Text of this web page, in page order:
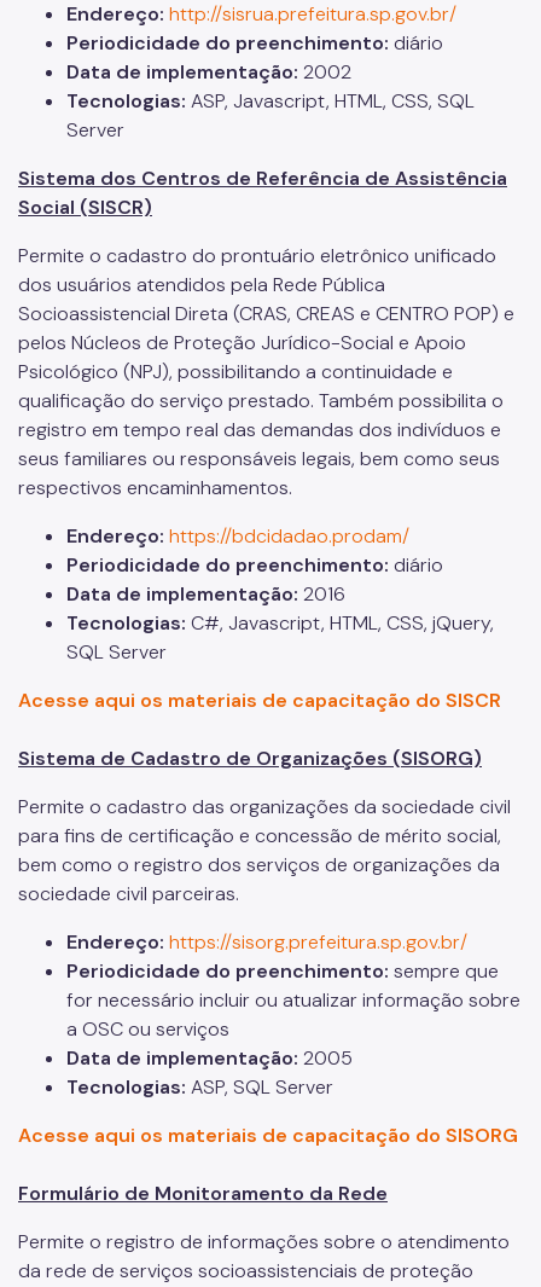
Gestão da Informação
Monitoramento e Avaliação
Formulário Social
Imprensa
ESPASO
Biblioteca
Materiais Públicos
Gestão de Pessoas
Núcleo de Atendimento ao Cidadão, Ouvidoria e Controle
Interno (NACI)
Política de Atendimento ao Cidadão (PAC)
Requerimento Eletrônico de Comunicação com Órgãos de
Justiça
Qualifica SUAS
Endereço: http://sisrua.prefeitura.sp.gov.br/
Periodicidade do preenchimento: diário
Data de implementação: 2002
Tecnologias: ASP, Javascript, HTML, CSS, SQL
Server
Sistema dos Centros de Referência de Assistência
Social (SISCR)
Permite o cadastro do prontuário eletrônico unificado
dos usuários atendidos pela Rede Pública
Socioassistencial Direta (CRAS, CREAS e CENTRO POP) e
pelos Núcleos de Proteção Jurídico-Social e Apoio
Psicológico (NPJ), possibilitando a continuidade e
qualificação do serviço prestado. Também possibilita o
registro em tempo real das demandas dos indivíduos e
seus familiares ou responsáveis legais, bem como seus
respectivos encaminhamentos.
Endereço: https://bdcidadao.prodam/
Periodicidade do preenchimento: diário
Data de implementação: 2016
Tecnologias: C#, Javascript, HTML, CSS, jQuery,
SQL Server
Acesse aqui os materiais de capacitação do SISCR
Sistema de Cadastro de Organizações (SISORG)
Permite o cadastro das organizações da sociedade civil
para fins de certificação e concessão de mérito social,
bem como o registro dos serviços de organizações da
sociedade civil parceiras.
Endereço: https://sisorg.prefeitura.sp.gov.br/
Periodicidade do preenchimento: sempre que
for necessário incluir ou atualizar informação sobre
a OSC ou serviços
Data de implementação: 2005
Tecnologias: ASP, SQL Server
Acesse aqui os materiais de capacitação do SISORG
Formulário de Monitoramento da Rede
Permite o registro de informações sobre o atendimento
da rede de serviços socioassistenciais de proteção